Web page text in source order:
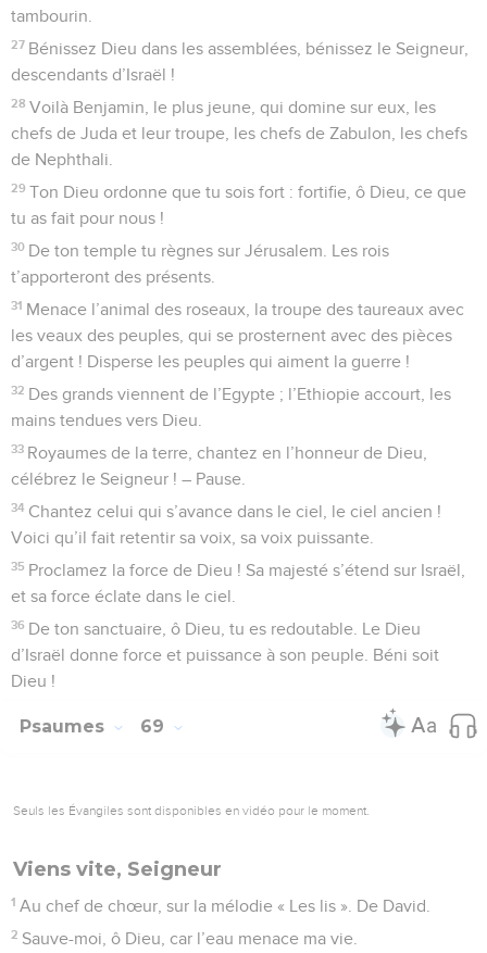
tambourin.
27 Bénissez Dieu dans les assemblées, bénissez le Seigneur,
descendants d’Israël !
28 Voilà Benjamin, le plus jeune, qui domine sur eux, les
chefs de Juda et leur troupe, les chefs de Zabulon, les chefs
de Nephthali.
29 Ton Dieu ordonne que tu sois fort : fortifie, ô Dieu, ce que
tu as fait pour nous !
30 De ton temple tu règnes sur Jérusalem. Les rois
t’apporteront des présents.
31 Menace l’animal des roseaux, la troupe des taureaux avec
les veaux des peuples, qui se prosternent avec des pièces
d’argent ! Disperse les peuples qui aiment la guerre !
32 Des grands viennent de l’Egypte ; l’Ethiopie accourt, les
mains tendues vers Dieu.
33 Royaumes de la terre, chantez en l’honneur de Dieu,
célébrez le Seigneur ! – Pause.
34 Chantez celui qui s’avance dans le ciel, le ciel ancien !
Voici qu’il fait retentir sa voix, sa voix puissante.
35 Proclamez la force de Dieu ! Sa majesté s’étend sur Israël,
et sa force éclate dans le ciel.
36 De ton sanctuaire, ô Dieu, tu es redoutable. Le Dieu
d’Israël donne force et puissance à son peuple. Béni soit
Dieu !
Psaumes 69
Seuls les Évangiles sont disponibles en vidéo pour le moment.
Viens vite, Seigneur
1 Au chef de chœur, sur la mélodie « Les lis ». De David.
2 Sauve-moi, ô Dieu, car l’eau menace ma vie.